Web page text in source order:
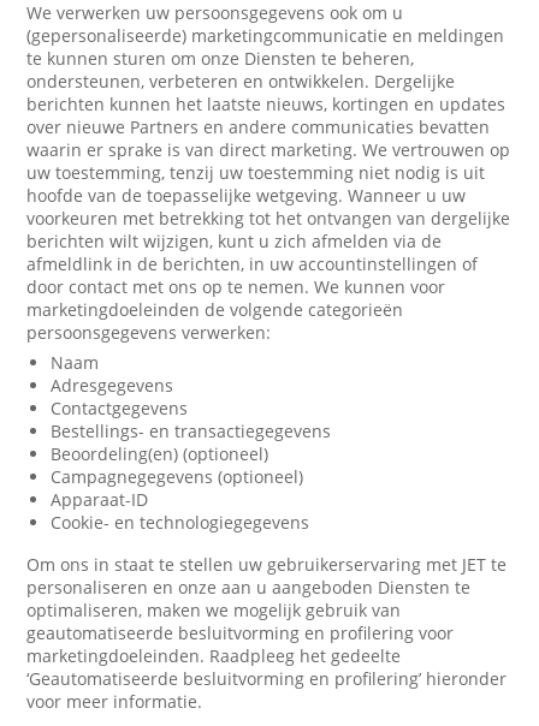
We verwerken uw persoonsgegevens ook om u
(gepersonaliseerde) marketingcommunicatie en meldingen
te kunnen sturen om onze Diensten te beheren,
ondersteunen, verbeteren en ontwikkelen. Dergelijke
berichten kunnen het laatste nieuws, kortingen en updates
over nieuwe Partners en andere communicaties bevatten
waarin er sprake is van direct marketing. We vertrouwen op
uw toestemming, tenzij uw toestemming niet nodig is uit
hoofde van de toepasselijke wetgeving. Wanneer u uw
voorkeuren met betrekking tot het ontvangen van dergelijke
berichten wilt wijzigen, kunt u zich afmelden via de
afmeldlink in de berichten, in uw accountinstellingen of
door contact met ons op te nemen. We kunnen voor
marketingdoeleinden de volgende categorieën
persoonsgegevens verwerken:
Naam
Adresgegevens
Contactgegevens
Bestellings- en transactiegegevens
Beoordeling(en) (optioneel)
Campagnegegevens (optioneel)
Apparaat-ID
Cookie- en technologiegegevens
Om ons in staat te stellen uw gebruikerservaring met JET te
personaliseren en onze aan u aangeboden Diensten te
optimaliseren, maken we mogelijk gebruik van
geautomatiseerde besluitvorming en profilering voor
marketingdoeleinden. Raadpleeg het gedeelte
‘Geautomatiseerde besluitvorming en profilering’ hieronder
voor meer informatie.